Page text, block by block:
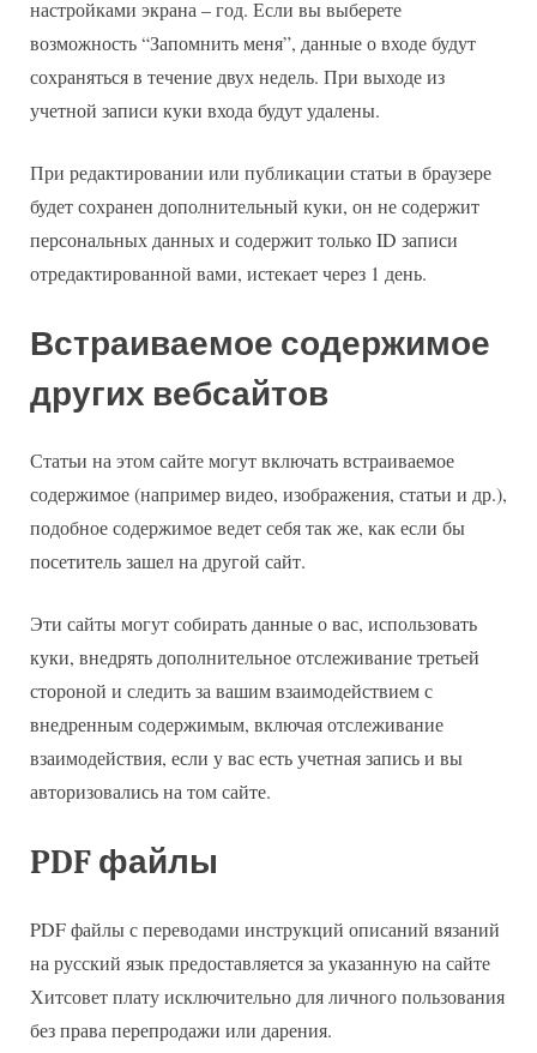
настройками экрана – год. Если вы выберете
возможность “Запомнить меня”, данные о входе будут
сохраняться в течение двух недель. При выходе из
учетной записи куки входа будут удалены.
При редактировании или публикации статьи в браузере
будет сохранен дополнительный куки, он не содержит
персональных данных и содержит только ID записи
отредактированной вами, истекает через 1 день.
Встраиваемое содержимое
других вебсайтов
Статьи на этом сайте могут включать встраиваемое
содержимое (например видео, изображения, статьи и др.),
подобное содержимое ведет себя так же, как если бы
посетитель зашел на другой сайт.
Эти сайты могут собирать данные о вас, использовать
куки, внедрять дополнительное отслеживание третьей
стороной и следить за вашим взаимодействием с
внедренным содержимым, включая отслеживание
взаимодействия, если у вас есть учетная запись и вы
авторизовались на том сайте.
PDF файлы
PDF файлы с переводами инструкций описаний вязаний
на русский язык предоставляется за указанную на сайте
Хитсовет плату исключительно для личного пользования
без права перепродажи или дарения.